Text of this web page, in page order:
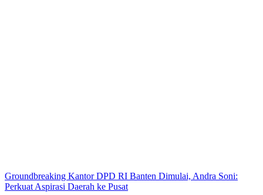
Groundbreaking Kantor DPD RI Banten Dimulai, Andra Soni:
Perkuat Aspirasi Daerah ke Pusat